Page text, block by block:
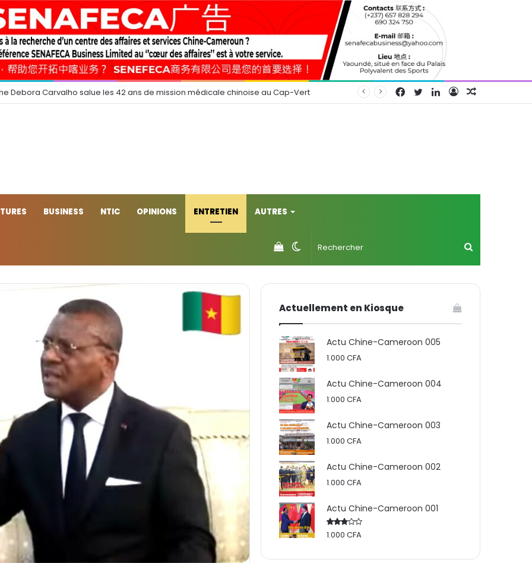
Debora Carvalho salue les 42 ans de mission médicale chinoise au Cap-Vert Connexion
Linkedin
Twitter
Facebook
BUSINESS NTIC OPINIONS ENTRETIEN AUTRES
Switch
skin
Voir
votre
Actuellement en Kiosque
Actu Chine-Cameroon 005
1.000CFA
Actu Chine-Cameroon 004
1.000CFA
Actu Chine-Cameroon 003
1.000CFA
Actu Chine-Cameroon 002
1.000CFA
Actu Chine-Cameroon 001
Rated
1.000CFA